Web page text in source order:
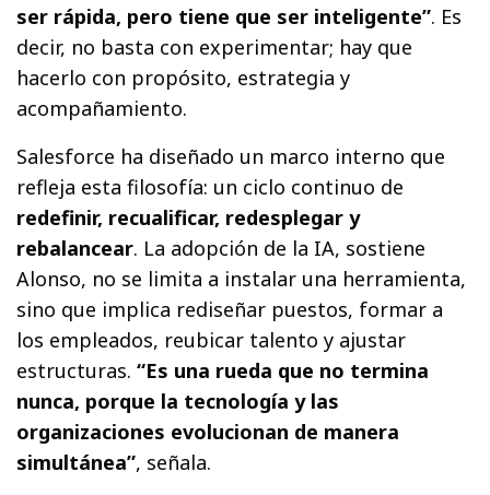
ser rápida, pero tiene que ser inteligente”. Es
decir, no basta con experimentar; hay que
hacerlo con propósito, estrategia y
acompañamiento.
Salesforce ha diseñado un marco interno que
refleja esta filosofía: un ciclo continuo de
redefinir, recualificar, redesplegar y
rebalancear. La adopción de la IA, sostiene
Alonso, no se limita a instalar una herramienta,
sino que implica rediseñar puestos, formar a
los empleados, reubicar talento y ajustar
estructuras.“Es una rueda que no termina
nunca, porque la tecnología y las
organizaciones evolucionan de manera
simultánea”, señala.